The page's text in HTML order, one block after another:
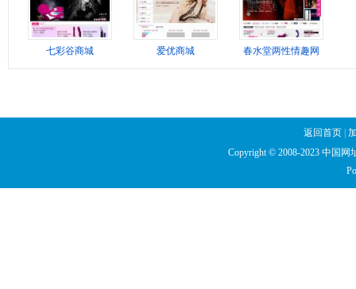
七彩谷商城 爱优商城 春水堂两性情趣网
返回首页
Copyright © 2008-2023 中国网